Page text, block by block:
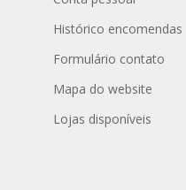
Histórico encomendas
Formulário contato
Mapa do website
Lojas disponíveis